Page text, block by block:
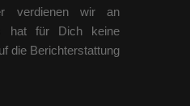
verdienen wir an
hat für Dich keine
die Berichterstattung